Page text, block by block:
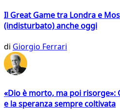
Il Great Game tra Londra e
(indisturbato) anche oggi
di Giorgio Ferrari
«Dio è morto, ma poi risorge»:
e la speranza sempre coltivata